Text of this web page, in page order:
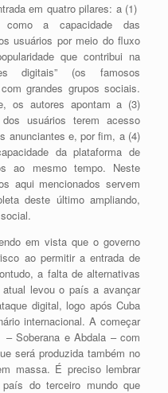
em quatro pilares: a (1)
como a capacidade das
usuários por meio do fluxo
que contribui na
digitais” (os famosos
grandes grupos sociais.
os autores apontam a (3)
usuários terem acesso
anunciantes e, por fim, a (4)
da plataforma de
ao mesmo tempo. Neste
aqui mencionados servem
deste último ampliando,
em vista que o governo
ao permitir a entrada de
a falta de alternativas
levou o país a avançar
digital, logo após Cuba
internacional. A começar
– Soberana e Abdala – com
será produzida também no
massa. É preciso lembrar
do terceiro mundo que